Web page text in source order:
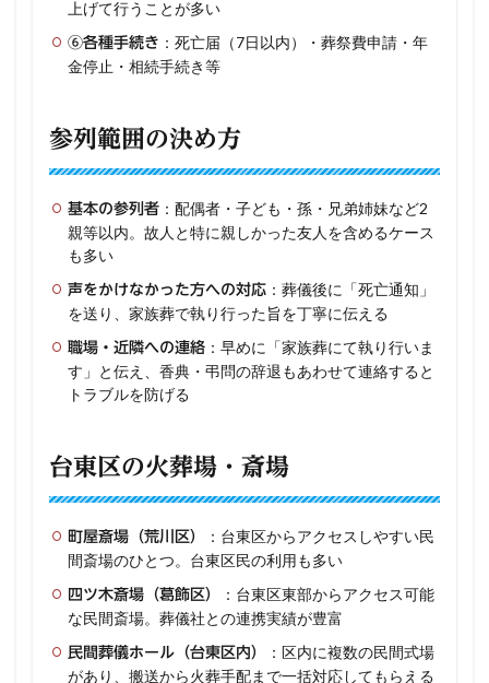
上げて行うことが多い
⑥各種手続き ：死亡届（7日以内）・葬祭費申請・年
金停止・相続手続き等
参列範囲の決め方
基本の参列者 ：配偶者・子ども・孫・兄弟姉妹など2
親等以内。故人と特に親しかった友人を含めるケース
も多い
声をかけなかった方への対応 ：葬儀後に「死亡通知」
を送り、家族葬で執り行った旨を丁寧に伝える
職場・近隣への連絡 ：早めに「家族葬にて執り行いま
す」と伝え、香典・弔問の辞退もあわせて連絡すると
トラブルを防げる
台東区の火葬場・斎場
町屋斎場（荒川区）
：台東区からアクセスしやすい民
間斎場のひとつ。台東区民の利用も多い
四ツ木斎場（葛飾区）
：台東区東部からアクセス可能
な民間斎場。葬儀社との連携実績が豊富
民間葬儀ホール（台東区内）
：区内に複数の民間式場
があり、搬送から火葬手配まで一括対応してもらえる